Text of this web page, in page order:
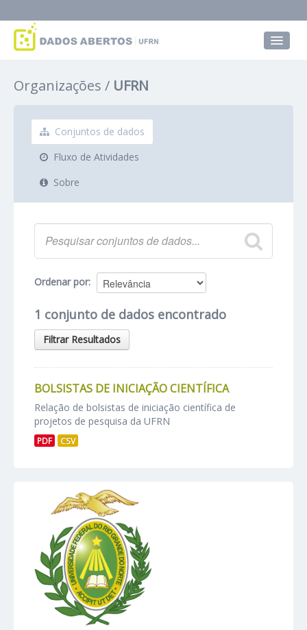
Grupos
Sobre
Organizações UFRN
Conjuntos de dados
Fluxo de Atividades
Sobre
Ordenar por
1 conjunto de dados encontrado
Filtrar Resultados
BOLSISTAS DE INICIAÇÃO CIENTÍFICA
Relação de bolsistas de iniciação científica de
projetos de pesquisa da UFRN
PDF CSV